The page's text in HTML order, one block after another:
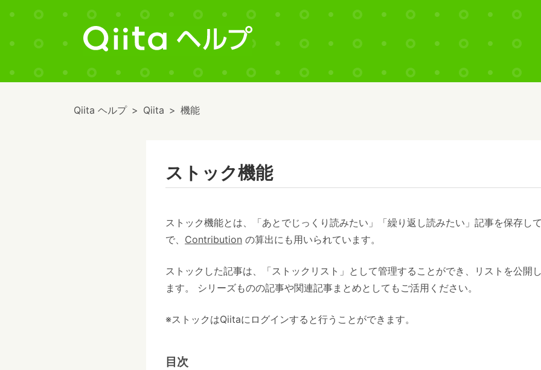
Qiita ヘルプ Qiita 機能
ストック機能
ストック機能とは、「あとでじっくり読みたい」「繰り返し読みたい」記事を保存し
で、 Contribution の算出にも用いられています。
ストックした記事は、「ストックリスト」として管理することができ、リストを公開
ます。 シリーズものの記事や関連記事まとめとしてもご活用ください。
※ストックはQiitaにログインすると行うことができます。
目次